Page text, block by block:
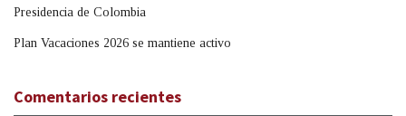
Presidencia de Colombia
Plan Vacaciones 2026 se mantiene activo
Comentarios recientes